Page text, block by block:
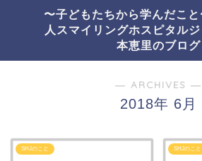
〜子どもたちから学んだこ
人スマイリングホスピタル
本恵里のブログ
― ARCHIVES ―
2018年 6月
SHJのこと SHJのこと